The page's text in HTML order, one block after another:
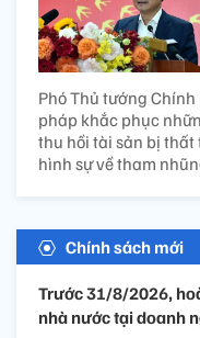
Phó Thủ tướng
pháp khắc phục
thu hồi tài sản bị thất
hình sự về tham
Chính sách mới
Trước 31/8/2026,
nhà nước tại doanh